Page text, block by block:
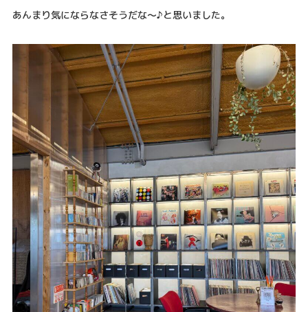
あんまり気にならなさそうだな～♪と思いました。